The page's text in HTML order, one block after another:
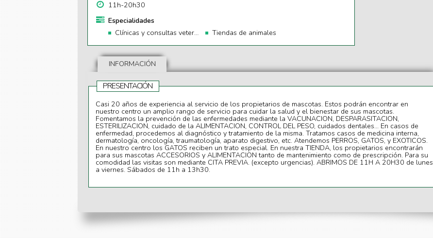
11h-20h30
Especialidades
Clínicas y consultas veterinarias
Tiendas de animales
INFORMACIÓN
PRESENTACIÓN
Casi 20 años de experiencia al servicio de los propietarios de mascotas. Estos podrán encontrar en
nuestro centro un amplio rango de servicio para cuidar la salud y el bienestar de sus mascotas.
Fomentamos la prevención de las enfermedades mediante la VACUNACION, DESPARASITACION,
ESTERILIZACION, cuidado de la ALIMENTACION, CONTROL DEL PESO, cuidados dentales... En casos de
enfermedad, procedemos al diagnóstico y tratamiento de la misma. Tratamos casos de medicina interna,
dermatología, oncología, traumatología, aparato digestivo, etc. Atendemos PERROS, GATOS, y EXOTICOS.
En nuestro centro los GATOS reciben un trato especial. En nuestra TIENDA, los propietarios encontrarán
para sus mascotas ACCESORIOS y ALIMENTACION tanto de mantenimiento como de prescripción. Para su
comodidad las visitas son mediante CITA PREVIA. (excepto urgencias). ABRIMOS DE 11H A 20H30 de lunes
a viernes. Sábados de 11h a 13h30.